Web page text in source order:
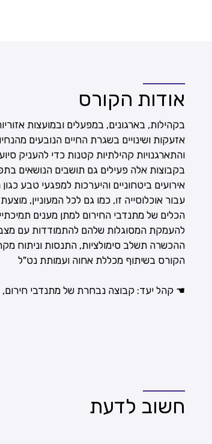
אודות הקורס
בקהילות, בארגונים, במפעלים ובמועצות
אזעקות ושינויים בשגרת החיים הנובעים
והתארגנויות קהילתיות קטנות כדי להעניק
בקבוצות אלה פעילים גם תושבים הנושאים
אירועים ביטחוניים והיערכות למפגעי טבע
עבור אוכלוסייה זו, כמו גם לכל המעוניין,
הכלים של מתנדבי החירום למתן מענים
להעמקת המסוגלות שלהם להתמודדות עם
ההכשרה תשלב סימולציות, התנסות וניתוח
הקורס בשיתוף מכללת אחוה ועמותת נט"ל
☚ קהל יעד: קבוצה נבחרת של מתנדבי חירום,
חשוב לדעת